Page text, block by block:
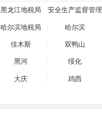
黑龙江地税局 安全生产监督管理
局
哈尔滨地税局 哈尔滨
佳木斯 双鸭山
黑河 绥化
大庆 鸡西